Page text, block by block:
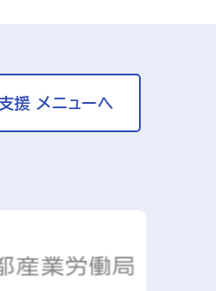
援 メニューへ